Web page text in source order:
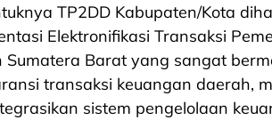
TP2DD Kabupaten/Kota
Elektronifikasi Transaksi
Sumatera Barat yang sangat
transaksi keuangan daerah,
sistem pengelolaan